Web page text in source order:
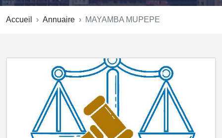
Accueil Annuaire MAYAMBA MUPEPE